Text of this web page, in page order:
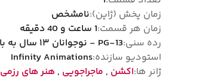
زمان پخش (ژاپن):نامشخص
زمان هر قسمت:1 ساعت و 40 دقیقه
رده سنی:PG-13 - نوجوانان ۱۳ سال به بالا
استودیو سازنده:Infinity Animations
ژانر ها:اکشن , ماجراجویی ,هنر های رزمی